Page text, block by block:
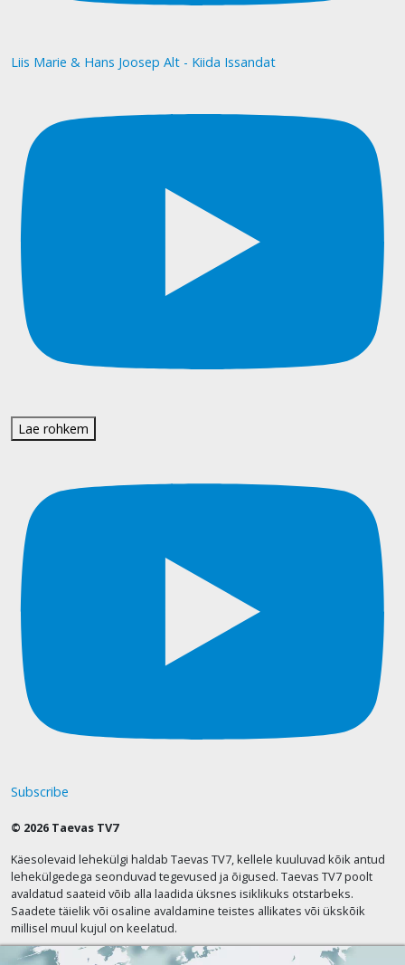
Liis Marie & Hans Joosep Alt - Kiida Issandat
Lae rohkem
Subscribe
© 2026 Taevas TV7
Käesolevaid lehekülgi haldab Taevas TV7, kellele kuuluvad kõik antud
lehekülgedega seonduvad tegevused ja õigused. Taevas TV7 poolt
avaldatud saateid võib alla laadida üksnes isiklikuks otstarbeks.
Saadete täielik või osaline avaldamine teistes allikates või ükskõik
millisel muul kujul on keelatud.